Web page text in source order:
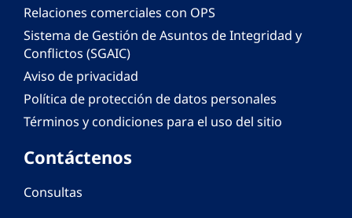
Relaciones comerciales con OPS
Sistema de Gestión de Asuntos de Integridad y
Conflictos (SGAIC)
Aviso de privacidad
Política de protección de datos personales
Términos y condiciones para el uso del sitio
Contáctenos
Consultas